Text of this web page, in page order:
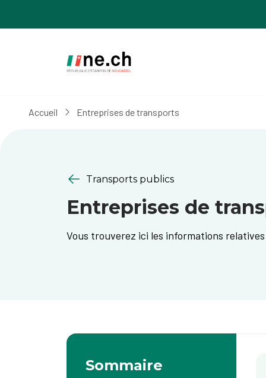
Accueil Entreprises de transports
Transports publics
Entreprises de
Vous trouverez ici les informations
Sommaire